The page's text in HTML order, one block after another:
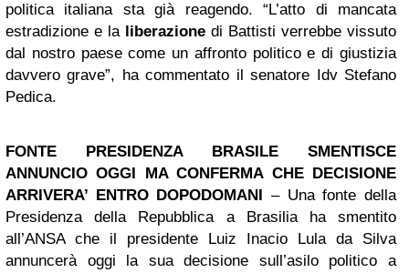
politica italiana sta già reagendo. “L’atto di mancata
estradizione e la liberazione di Battisti verrebbe vissuto
dal nostro paese come un affronto politico e di giustizia
davvero grave”, ha commentato il senatore Idv Stefano
Pedica.
FONTE PRESIDENZA BRASILE SMENTISCE
ANNUNCIO OGGI MA CONFERMA CHE DECISIONE
ARRIVERA’ ENTRO DOPODOMANI – Una fonte della
Presidenza della Repubblica a Brasilia ha smentito
all’ANSA che il presidente Luiz Inacio Lula da Silva
annuncerà oggi la sua decisione sull’asilo politico a